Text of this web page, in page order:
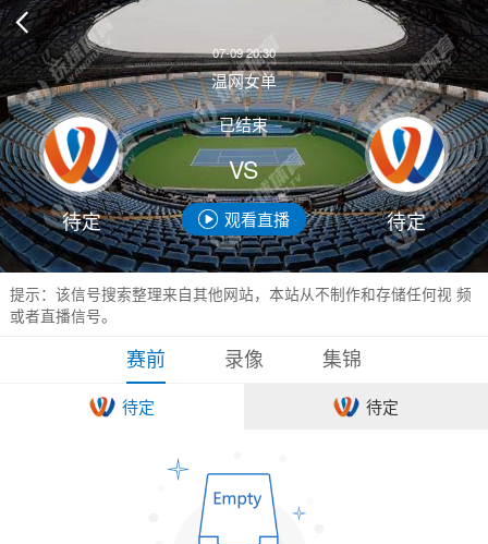

07-09 20:30
温网女单
待定
已结束
VS
观看直播 待定
提示：该信号搜索整理来自其他网站，本站从不制作和存储任何视 频
或者直播信号。
赛前 录像 集锦
待定 待定